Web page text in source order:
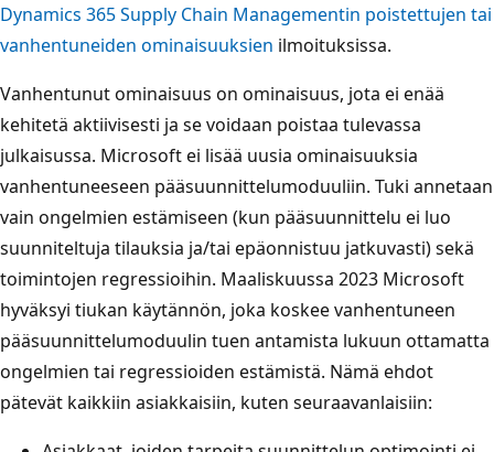
Dynamics 365 Supply Chain Managementin poistettujen tai
vanhentuneiden ominaisuuksien ilmoituksissa.
Vanhentunut ominaisuus on ominaisuus, jota ei enää
kehitetä aktiivisesti ja se voidaan poistaa tulevassa
julkaisussa. Microsoft ei lisää uusia ominaisuuksia
vanhentuneeseen pääsuunnittelumoduuliin. Tuki annetaan
vain ongelmien estämiseen (kun pääsuunnittelu ei luo
suunniteltuja tilauksia ja/tai epäonnistuu jatkuvasti) sekä
toimintojen regressioihin. Maaliskuussa 2023 Microsoft
hyväksyi tiukan käytännön, joka koskee vanhentuneen
pääsuunnittelumoduulin tuen antamista lukuun ottamatta
ongelmien tai regressioiden estämistä. Nämä ehdot
pätevät kaikkiin asiakkaisiin, kuten seuraavanlaisiin: